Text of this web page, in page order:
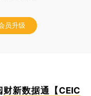
员升级
财新数据通【CEIC